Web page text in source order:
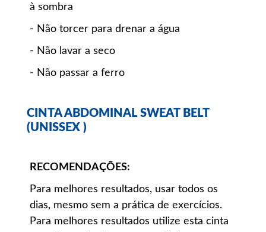
à sombra
- Não torcer para drenar a água
- Não lavar a seco
- Não passar a ferro
CINTA ABDOMINAL SWEAT BELT
(UNISSEX )
RECOMENDAÇÕES:
Para melhores resultados, usar todos os
dias, mesmo sem a prática de exercícios.
Para melhores resultados utilize esta cinta